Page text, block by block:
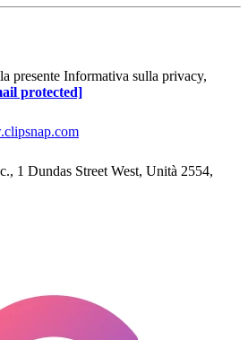
presente Informativa sulla privacy,
protected]
1 Dundas Street West, Unità 2554,